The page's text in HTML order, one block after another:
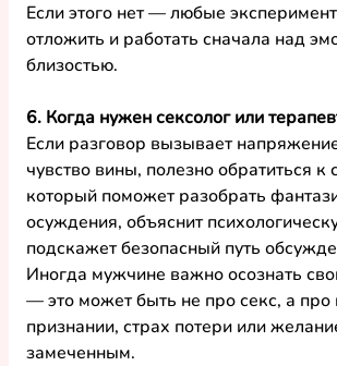
Если этого нет — любые
отложить и работать сначала над
близостью.
6. Когда нужен сексолог или
Если разговор вызывает
чувство вины, полезно обратиться к
который поможет разобрать
осуждения, объяснит
подскажет безопасный путь
Иногда мужчине важно осознать
— это может быть не про секс, а про
признании, страх потери или
замеченным.